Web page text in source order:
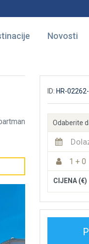
Novosti
ID: HR-
Odaberite
1 + 0
CIJENA (€)